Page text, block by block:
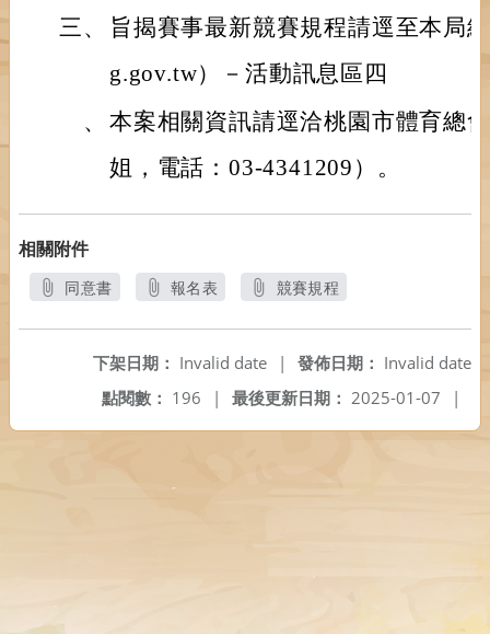
三、
旨揭賽事最新競賽規程請逕至本局
g.gov.tw）－活動訊息區四
、 本案相關資訊請逕洽桃園市體育總
姐，電話：03-4341209）。
相關附件
同意書
報名表
競賽規程
發佈日期： Invalid date
下架日期： Invalid date
|
最後更新日期： 2025-01-07 |
點閱數： 196 |